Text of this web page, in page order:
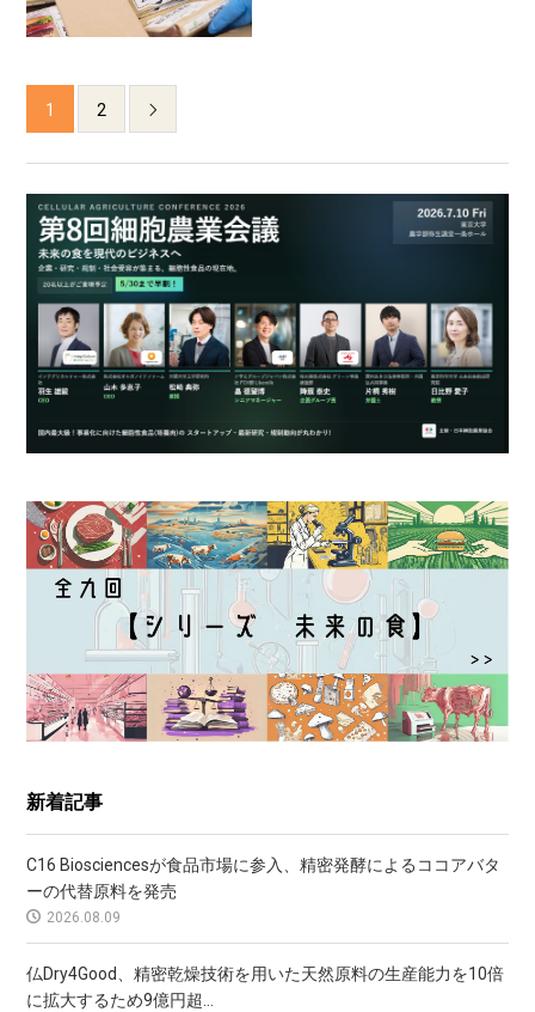
1 2 
新着記事
C16 Biosciencesが食品市場に参入、精密発酵によるココアバタ
ーの代替原料を発売
2026.08.09
仏Dry4Good、精密乾燥技術を用いた天然原料の生産能力を10倍
に拡大するため9億円超...